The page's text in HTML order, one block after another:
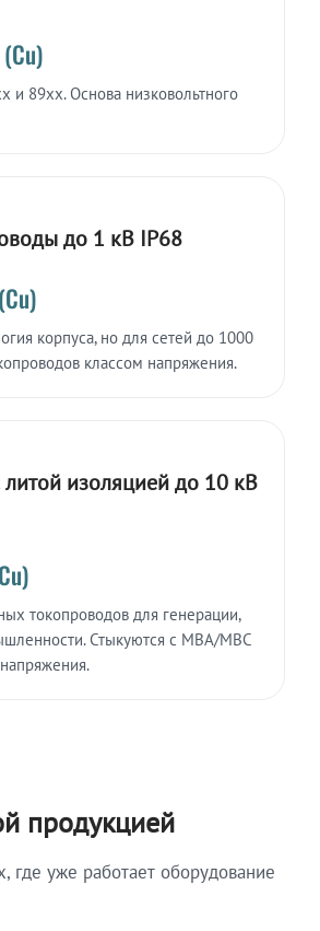
и 89xx. Основа низковольтного
до 1 кВ IP68
корпуса, но для сетей до 1000
классом напряжения.
изоляцией до 10 кВ
токопроводов для генерации,
Стыкуются с МВА/МВС
продукцией
где уже работает оборудование